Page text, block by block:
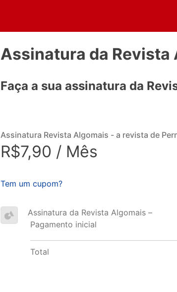
Assinatura da Revista
Faça a sua assinatura da
Assinatura Revista Algomais - a revista de
R$7,90 / Mês
Tem um cupom?
Assinatura da Revista Algomais –
Pagamento inicial
Total